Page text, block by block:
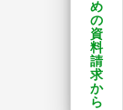
め
の
資
料
請
求
か
ら